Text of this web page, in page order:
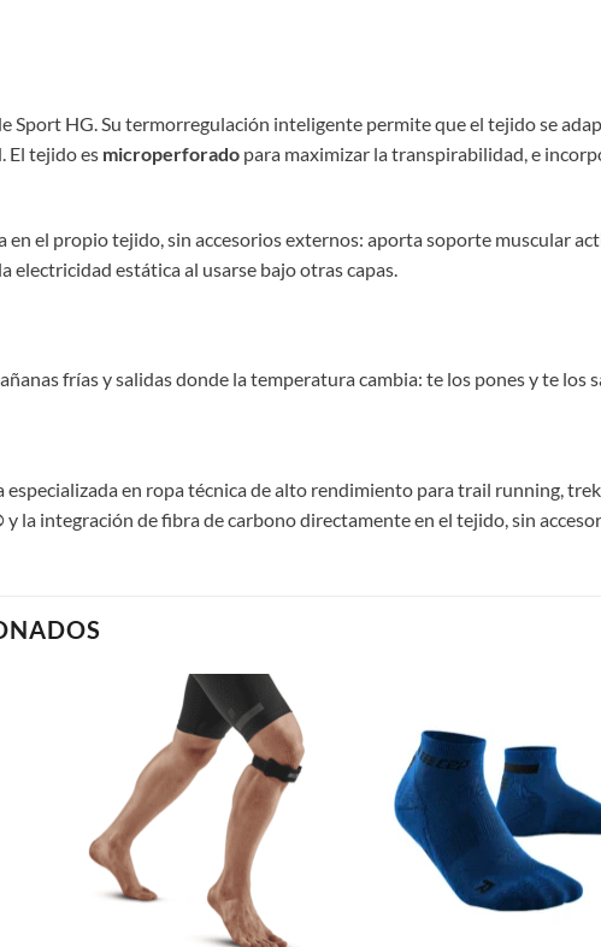
Sport HG. Su termorregulación inteligente permite que el tejido se
El tejido es microperforado para maximizar la transpirabilidad, e
en el propio tejido, sin accesorios externos: aporta soporte muscular
electricidad estática al usarse bajo otras capas.
frías y salidas donde la temperatura cambia: te los pones y te los
especializada en ropa técnica de alto rendimiento para trail running,
y la integración de fibra de carbono directamente en el tejido, sin
Add to
wishlist